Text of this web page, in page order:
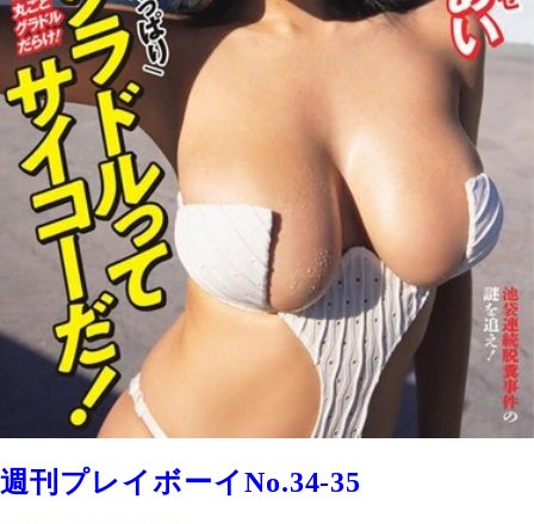
週刊プレイボーイNo.34-35